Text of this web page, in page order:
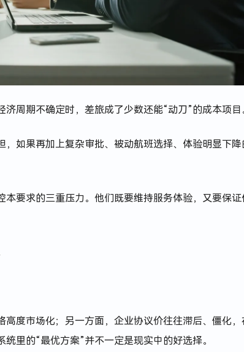
周期不确定时，差旅成了少数还能“动刀”的成本项目
如果再加上复杂审批、被动航班选择、体验明显下降
本要求的三重压力。他们既要维持服务体验，又要保证
度市场化；另一方面，企业协议价往往滞后、僵化，
里的“最优方案”并不一定是现实中的好选择。